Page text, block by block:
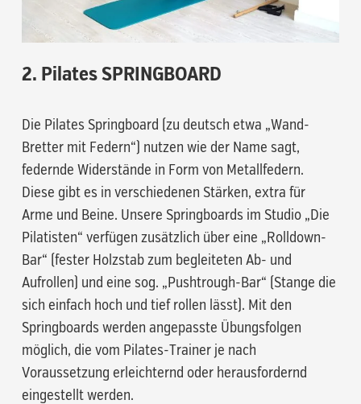
2. Pilates SPRINGBOARD
Die Pilates Springboard (zu deutsch etwa „Wand-
Bretter mit Federn“) nutzen wie der Name sagt,
federnde Widerstände in Form von Metallfedern.
Diese gibt es in verschiedenen Stärken, extra für
Arme und Beine. Unsere Springboards im Studio „Die
Pilatisten“ verfügen zusätzlich über eine „Rolldown-
Bar“ (fester Holzstab zum begleiteten Ab- und
Aufrollen) und eine sog. „Pushtrough-Bar“ (Stange die
sich einfach hoch und tief rollen lässt). Mit den
Springboards werden angepasste Übungsfolgen
möglich, die vom Pilates-Trainer je nach
Voraussetzung erleichternd oder herausfordernd
eingestellt werden.